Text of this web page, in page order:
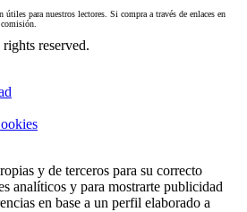
para nuestros lectores. Si compra a través de enlaces en
reserved.
y de terceros para su correcto
analíticos y para mostrarte publicidad
en base a un perfil elaborado a